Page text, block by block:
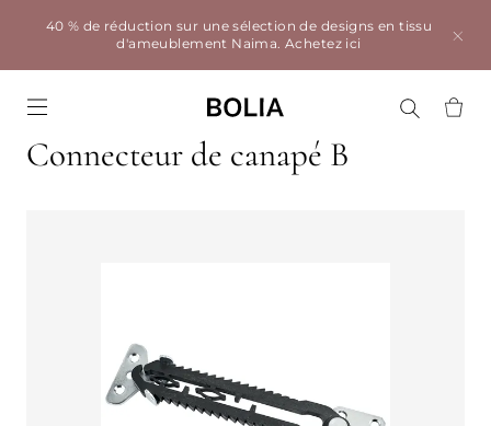
40 % de réduction sur une sélection de designs en tissu
d'ameublement Naima.Achetez ici
Connecteur de canapé B